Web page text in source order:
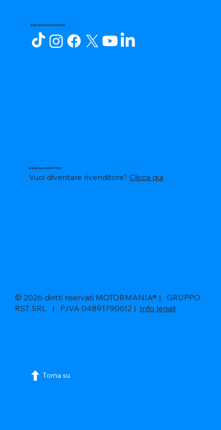
SEGUICI SUI SOCIAL
AREA RIVENDITORI
Vuoi diventare rivenditore?Clicca qui
© 2026 diritti riservati MOTORMANIA® | GRUPPO
RST SRL | P.IVA 04891790612 | Info legali
Torna su